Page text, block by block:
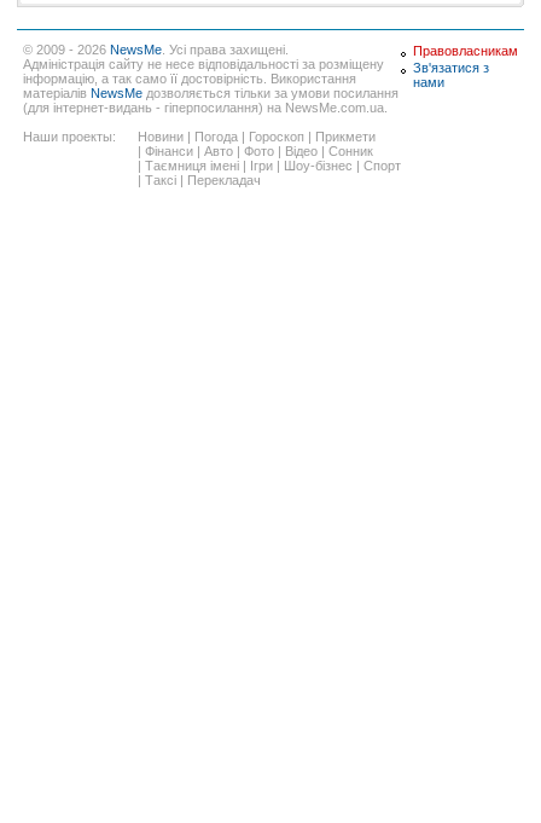
© 2009 - 2026 NewsMe . Усі права захищені.
Адміністрація сайту не несе відповідальності за розміщену
інформацію, а так само її достовірність. Використання
матеріалів NewsMe дозволяється тільки за умови посилання
(для інтернет-видань - гіперпосилання) на NewsMe.com.ua.
Наши проекты:
Новини | Погода | Гороскоп | Прикмети
| Фінанси | Авто | Фото | Відео | Сонник
| Таємниця імені | Ігри | Шоу-бізнес | Спорт
| Таксі | Перекладач
Правовласникам
Зв'язатися з
нами